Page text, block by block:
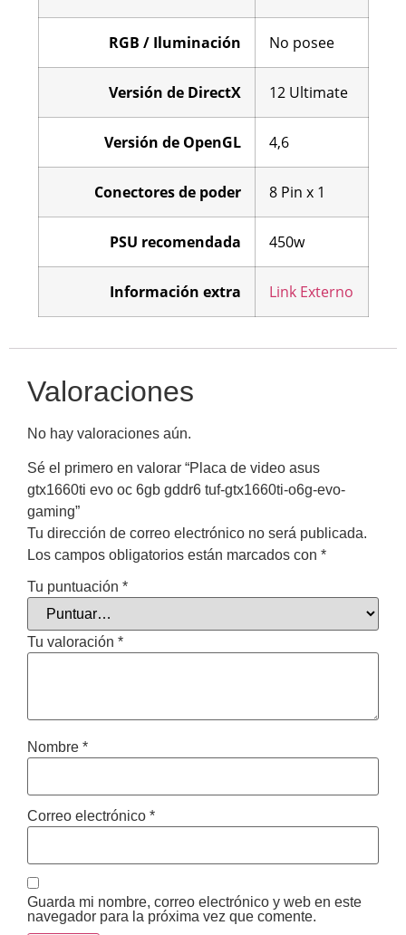
RGB / Iluminación No posee
Versión de DirectX 12 Ultimate
Versión de OpenGL 4,6
Conectores de poder 8 Pin x 1
PSU recomendada 450w
Información extra Link Externo
Valoraciones
No hay valoraciones aún.
Sé el primero en valorar “Placa de video asus
gtx1660ti evo oc 6gb gddr6 tuf-gtx1660ti-o6g-evo-
gaming”
Tu dirección de correo electrónico no será publicada.
Los campos obligatorios están marcados con *
Tu puntuación *
Tu valoración *
Nombre *
Correo electrónico *
Guarda mi nombre, correo electrónico y web en este
navegador para la próxima vez que comente.